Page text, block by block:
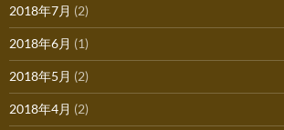
2018年7月 (2)
2018年6月 (1)
2018年5月 (2)
2018年4月 (2)